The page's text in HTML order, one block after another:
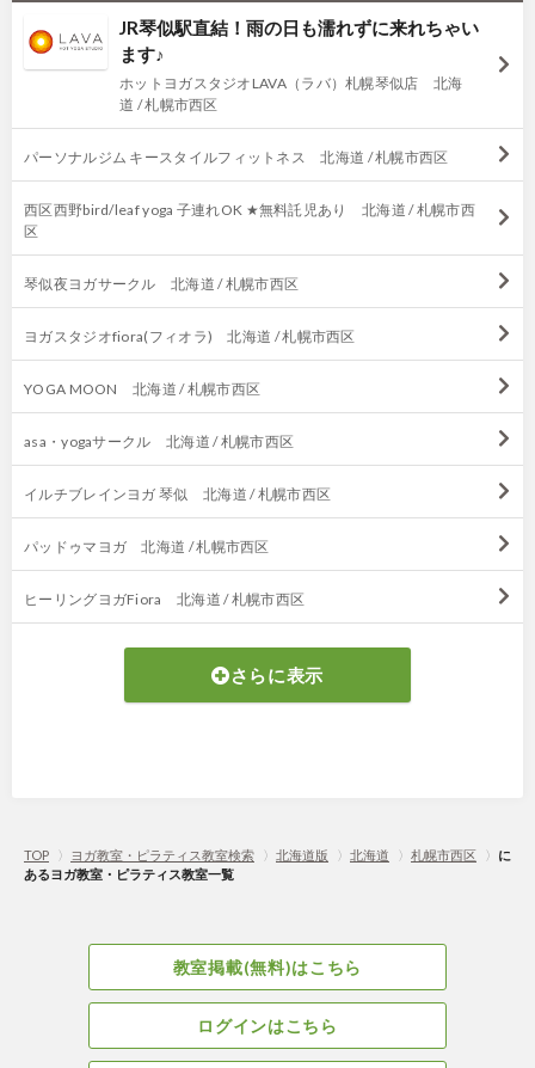
JR琴似駅直結！雨の日も濡れずに来れちゃい
ます♪
ホットヨガスタジオLAVA（ラバ）札幌琴似店 北海
道 / 札幌市西区
パーソナルジム キースタイルフィットネス 北海道 / 札幌市西区
西区西野bird/leaf yoga 子連れOK ★無料託児あり 北海道 / 札幌市西
区
琴似夜ヨガサークル 北海道 / 札幌市西区
ヨガスタジオfiora(フィオラ) 北海道 / 札幌市西区
YOGA MOON 北海道 / 札幌市西区
asa・yogaサークル 北海道 / 札幌市西区
イルチブレインヨガ 琴似 北海道 / 札幌市西区
パッドゥマヨガ 北海道 / 札幌市西区
ヒーリングヨガFiora 北海道 / 札幌市西区
さらに表示
TOP 〉 ヨガ教室・ピラティス教室検索 〉 北海道版 〉 北海道 〉 札幌市西区 〉 に
あるヨガ教室・ピラティス教室一覧
教室掲載(無料)はこちら
ログインはこちら